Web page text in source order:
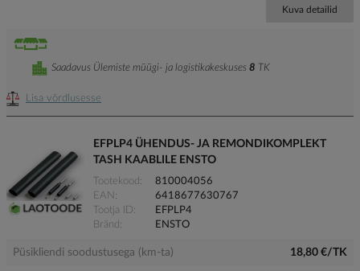
Kuva detailid
Lisa võrdlusesse
Saadavus Ülemiste müügi- ja logistikakeskuses 8 TK
EFPLP4 ÜHENDUS- JA REMONDIKOMPLEKT
TASH KAABLILE ENSTO
Tootekood
810004056
EAN
6418677630767
Tootja ID
EFPLP4
Bränd
ENSTO
Püsikliendi soodustusega (km-ta) 18,80 €/TK